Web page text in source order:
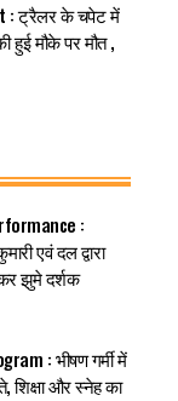
: ट्रैलर के चपेट में
हुई मौके पर मौत ,
:
एवं दल द्वारा
झुमे दर्शक
: भीषण गर्मी में
शिक्षा और स्नेह का